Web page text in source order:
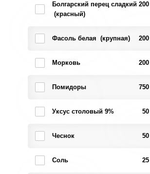
Болгарский перец сладкий
(красный)
200
Фасоль белая (крупная) 200
Морковь 200
Помидоры 750
Уксус столовый 9% 50
Чеснок 50
Соль 25